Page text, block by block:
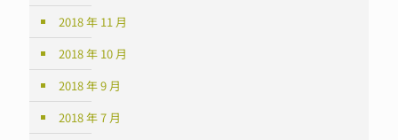
2018 年 11 月
2018 年 10 月
2018 年 9 月
2018 年 7 月